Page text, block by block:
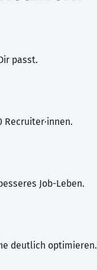
passt.
Recruiter·innen.
Job-Leben.
deutlich optimieren.